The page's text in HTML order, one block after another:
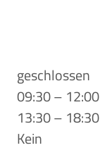
geschlossen
09:30 – 12:00
13:30 – 18:30
Kein